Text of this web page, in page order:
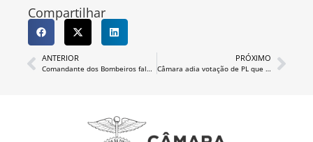
Compartilhar
ANTERIOR
Comandante dos Bombeiros fala sobre nova legislação e alvarás na Câmara de Comércio
PRÓXIMO
Câmara adia votação de PL que trata da contratação de enfermeiros e técnicos em enfermagem